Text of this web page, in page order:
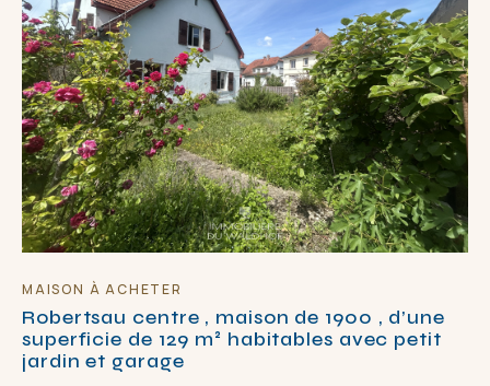
MAISON À ACHETER
Robertsau centre , maison de 1900 , d’une
superficie de 129 m² habitables avec petit
jardin et garage